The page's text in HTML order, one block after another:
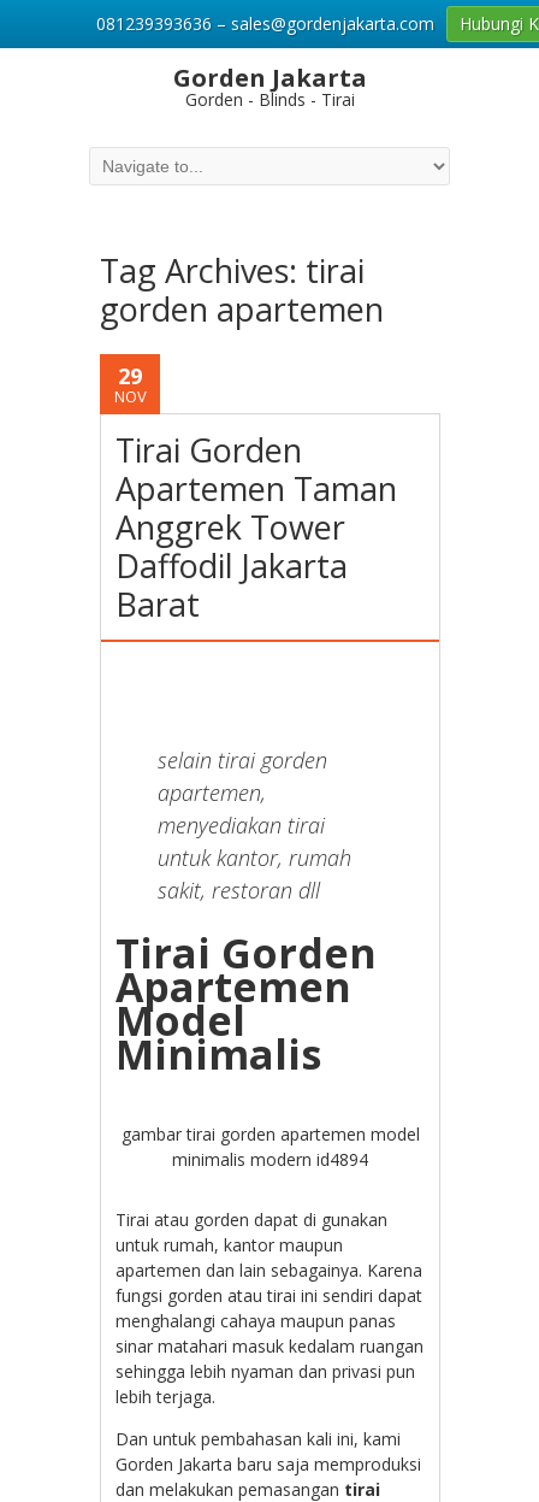
Gorden Jakarta
Gorden - Blinds - Tirai
Tag Archives: tirai
gorden apartemen
29
NOV
Tirai Gorden
Apartemen Taman
Anggrek Tower
Daffodil Jakarta
Barat
selain tirai gorden
apartemen,
menyediakan tirai
untuk kantor, rumah
sakit, restoran dll
Tirai Gorden
Apartemen
Model
Minimalis
gambar tirai gorden apartemen model
minimalis modern id4894
Tirai atau gorden dapat di gunakan
untuk rumah, kantor maupun
apartemen dan lain sebagainya. Karena
fungsi gorden atau tirai ini sendiri dapat
menghalangi cahaya maupun panas
sinar matahari masuk kedalam ruangan
sehingga lebih nyaman dan privasi pun
lebih terjaga.
Dan untuk pembahasan kali ini, kami
Gorden Jakarta baru saja memproduksi
dan melakukan pemasangan tirai
081239393636 – sales@gordenjakarta.com Hubungi